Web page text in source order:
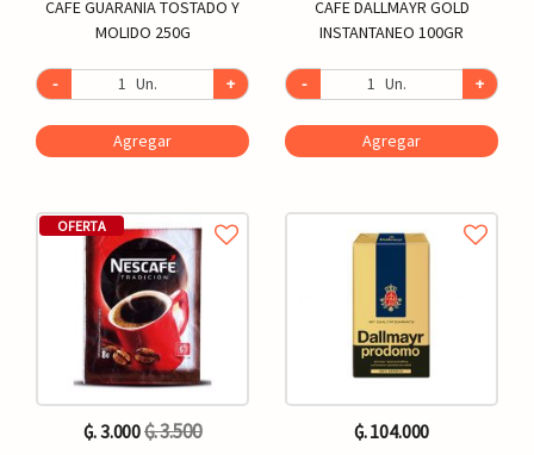
CAFE GUARANIA TOSTADO Y
MOLIDO 250G
- Un. +
Agregar
OFERTA
₲. 3.000₲. 3.500
CAFE DALLMAYR GOLD
INSTANTANEO 100GR
- Un. +
Agregar
₲. 104.000